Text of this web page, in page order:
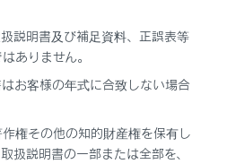
ができない
説明書及び補足資料、正誤表等
ありません。
お客様の年式に合致しない場合
権その他の知的財産権を保有し
扱説明書の一部または全部を、